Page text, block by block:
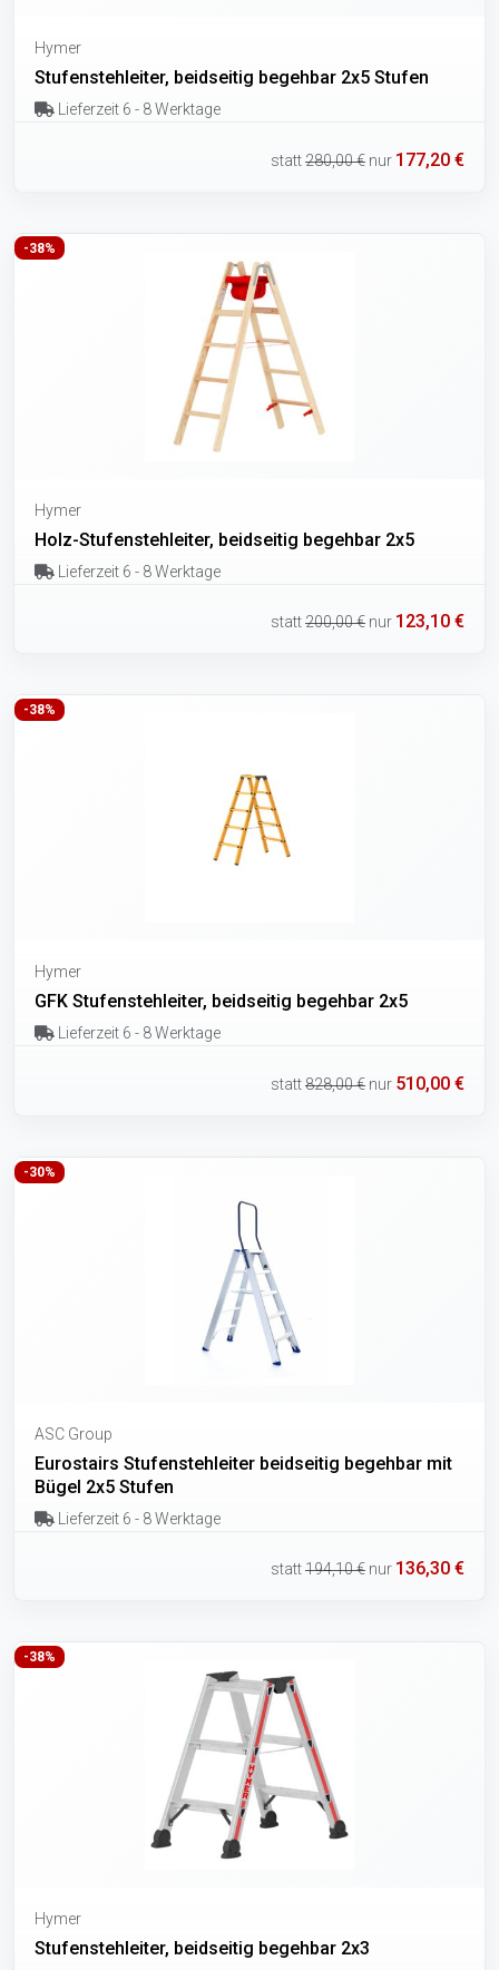
Hymer
Stufenstehleiter, beidseitig begehbar 2x5 Stufen
Lieferzeit 6 - 8 Werktage
statt280,00 € nur 177,20 €
-38%
Hymer
Holz-Stufenstehleiter, beidseitig begehbar 2x5
Lieferzeit 6 - 8 Werktage
statt200,00 € nur 123,10 €
-38%
Hymer
GFK Stufenstehleiter, beidseitig begehbar 2x5
Lieferzeit 6 - 8 Werktage
statt828,00 € nur 510,00 €
-30%
ASC Group
Eurostairs Stufenstehleiter beidseitig begehbar mit
Bügel 2x5 Stufen
Lieferzeit 6 - 8 Werktage
statt194,10 € nur 136,30 €
-38%
Hymer
Stufenstehleiter, beidseitig begehbar 2x3